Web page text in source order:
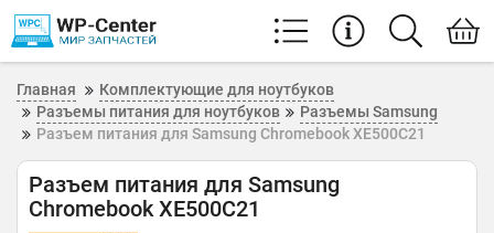
Главная
Комплектующие для ноутбуков
Разъемы питания для ноутбуков
Разъемы Samsung
Разъем питания для Samsung Chromebook XE500C21
Разъем питания для Samsung
Chromebook XE500C21